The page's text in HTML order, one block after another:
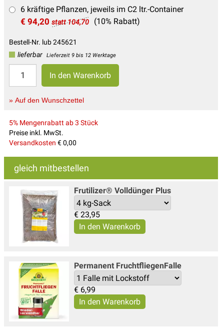
6 kräftige Pflanzen, jeweils im C2 ltr.-Container
€ 94,20 statt 104,70 (10% Rabatt)
Bestell-Nr. lub 245621
lieferbar
Lieferzeit 9 bis 12 Werktage
» Auf den Wunschzettel
5% Mengenrabatt ab 3 Stück
Preise inkl. MwSt.
Versandkosten € 0,00
gleich mitbestellen
Frutilizer® Volldünger Plus
€ 23,95
Permanent FruchtfliegenFalle
€ 6,99